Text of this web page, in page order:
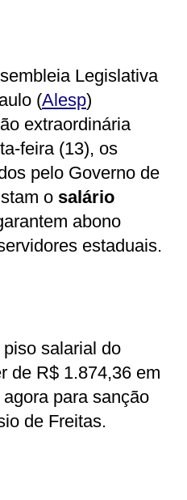
Legislativa
(Alesp)
extraordinária
feira (13), os
pelo Governo de
o salário
abono
estaduais.
salarial do
de R$ 1.874,36 em
para sanção
de Freitas.